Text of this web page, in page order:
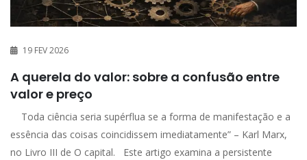
19 FEV 2026
A querela do valor: sobre a confusão entre
valor e preço
Toda ciência seria supérflua se a forma de manifestação e a
essência das coisas coincidissem imediatamente” – Karl Marx,
no Livro III de O capital. Este artigo examina a persistente